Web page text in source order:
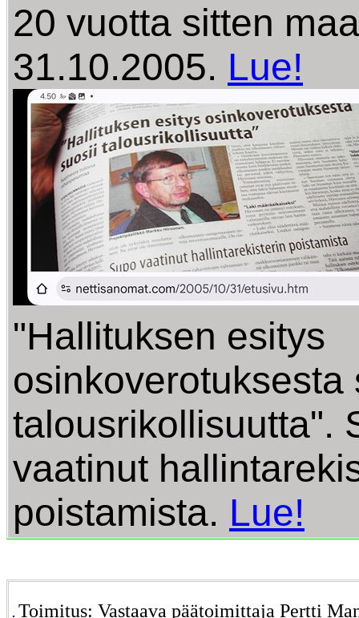
20 vuotta sitten
31.10.2005. Lue!
"Hallituksen esitys
osinkoverotuksesta
talousrikollisuutta".
vaatinut
poistamista. Lue!
Toimitus: Vastaava päätoimittaja Pertti